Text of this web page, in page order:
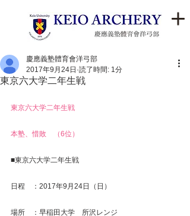
東京六大学二年生戦
慶應義塾體育會洋弓部
2017年9月24日 読了時間: 1分
東京六大学二年生戦
本塾、惜敗　（6位）
■東京六大学二年生戦
日程　：2017年9月24日（日）
場所　：早稲田大学　所沢レンジ